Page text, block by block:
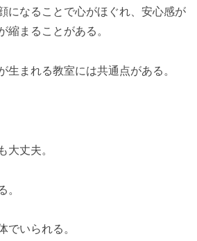
になることで心がほぐれ、安心感が
縮まることがある。
生まれる教室には共通点がある。
大丈夫。
でいられる。